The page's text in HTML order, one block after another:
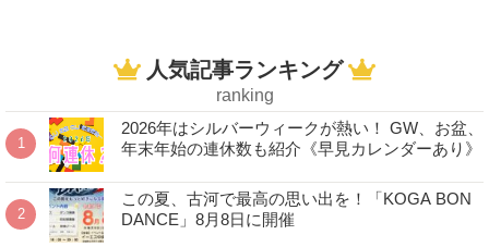
人気記事ランキング
ranking
2026年はシルバーウィークが熱い！ GW、お盆、
年末年始の連休数も紹介《早見カレンダーあり》
この夏、古河で最高の思い出を！「KOGA BON
DANCE」8月8日に開催